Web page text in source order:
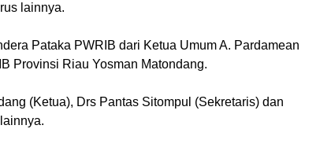
lainnya.
Pataka PWRIB dari Ketua Umum A. Pardamean
Provinsi Riau Yosman Matondang.
(Ketua), Drs Pantas Sitompul (Sekretaris) dan